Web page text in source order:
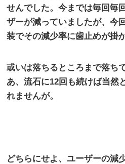
せんでした。今までは毎回毎
ザーが減っていましたが、今
装でその減少率に歯止めが掛
或いは落ちるところまで落ち
あ、流石に12回も続けば当然
れませんが。
どちらにせよ、ユーザーの減